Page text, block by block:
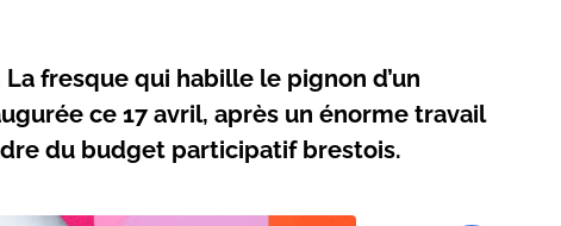
fresque qui habille le pignon d’un
ce 17 avril, après un énorme travail
du budget participatif brestois.